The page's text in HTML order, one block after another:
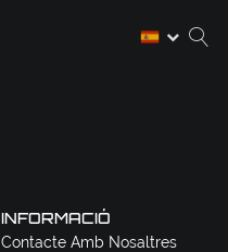
INFORMACIÓ
Contacte Amb Nosaltres